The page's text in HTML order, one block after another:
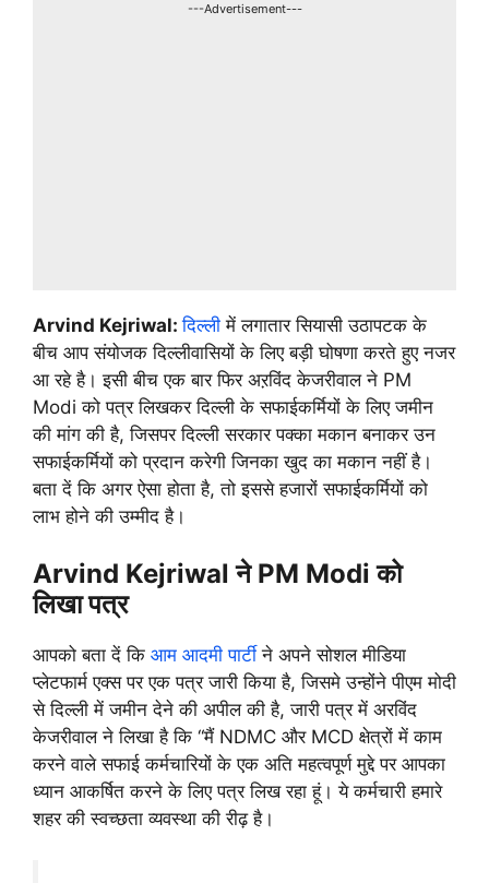
---Advertisement---
Arvind Kejriwal:दिल्लीमें लगातार सियासी उठापटक के
बीच आप संयोजक दिल्लीवासियों के लिए बड़ी घोषणा करते हुए नजर
आ रहे है। इसी बीच एक बार फिर अऱविंद केजरीवाल ने PM
Modi को पत्र लिखकर दिल्ली के सफाईकर्मियों के लिए जमीन
की मांग की है, जिसपर दिल्ली सरकार पक्का मकान बनाकर उन
सफाईकर्मियों को प्रदान करेगी जिनका खुद का मकान नहीं है।
बता दें कि अगर ऐसा होता है, तो इससे हजारों सफाईकर्मियों को
लाभ होने की उम्मीद है।
Arvind Kejriwal ने PM Modi को
लिखा पत्र
आपको बता दें कि आम आदमी पार्टी ने अपने सोशल मीडिया
प्लेटफार्म एक्स पर एक पत्र जारी किया है, जिसमे उन्होंने पीएम मोदी
से दिल्ली में जमीन देने की अपील की है, जारी पत्र में अरविंद
केजरीवाल ने लिखा है कि “मैं NDMC और MCD क्षेत्रों में काम
करने वाले सफाई कर्मचारियों के एक अति महत्वपूर्ण मुद्दे पर आपका
ध्यान आकर्षित करने के लिए पत्र लिख रहा हूं। ये कर्मचारी हमारे
शहर की स्वच्छता व्यवस्था की रीढ़ है।